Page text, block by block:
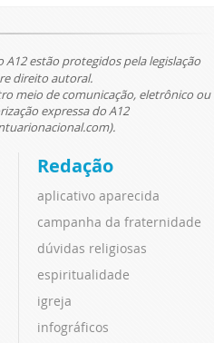
estão protegidos pela legislação
direito autoral.
meio de comunicação, eletrônico ou
expressa do A12
Redação
aplicativo aparecida
campanha da fraternidade
dúvidas religiosas
espiritualidade
igreja
infográficos